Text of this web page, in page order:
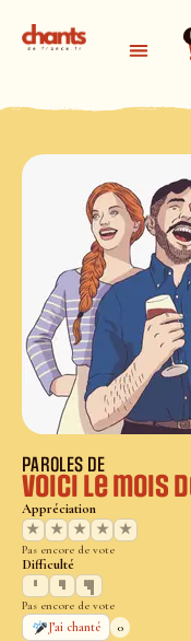
PAROLES DE
Voici le mois
Appréciation
★
★ ★ ★ ★
Pas encore de vote
Difficulté
Pas encore de vote
J’ai chanté
0